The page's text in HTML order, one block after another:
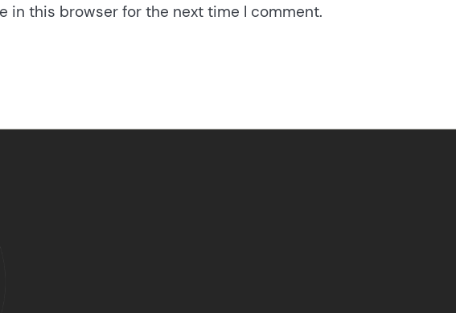
in this browser for the next time I comment.